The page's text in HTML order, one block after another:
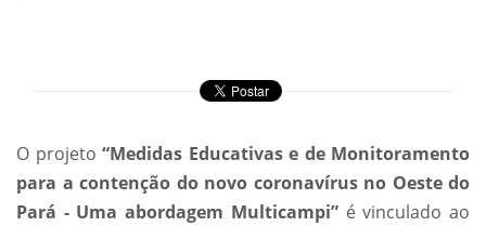
O projeto “Medidas Educativas e de Monitoramento
para a contenção do novo coronavírus no Oeste do
Pará - Uma abordagem Multicampi”é vinculado ao